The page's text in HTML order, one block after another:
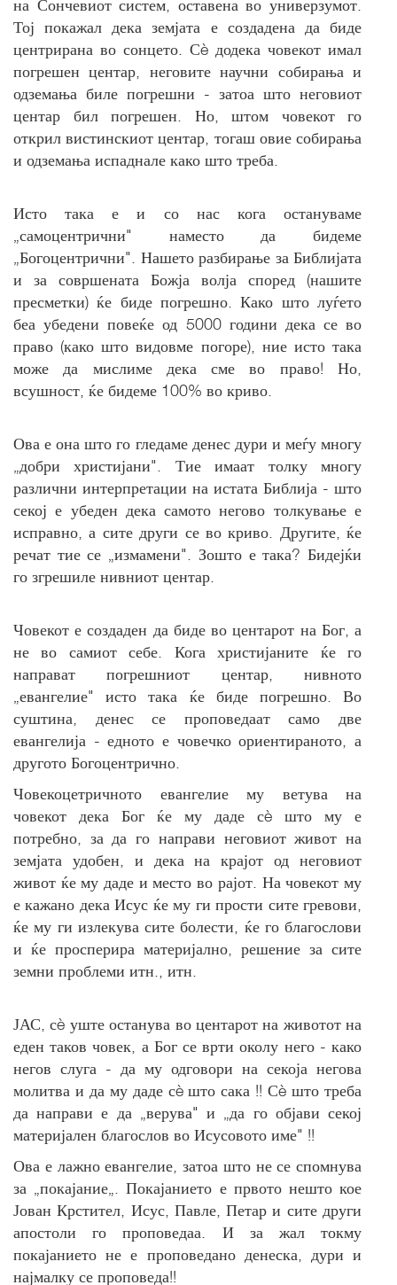
на Сончевиот систем, оставена во универзумот.
Тој покажал дека земјата е создадена да биде
центрирана во сонцето. Сè додека човекот имал
погрешен центар, неговите научни собирања и
одземања биле погрешни - затоа што неговиот
центар бил погрешен. Но, штом човекот го
открил вистинскиот центар, тогаш овие собирања
и одземања испаднале како што треба.
Исто така е и со нас кога остануваме
„самоцентрични" наместо да бидеме
„Богоцентрични". Нашето разбирање за Библијата
и за совршената Божја волја според (нашите
пресметки) ќе биде погрешно. Како што луѓето
беа убедени повеќе од 5000 години дека се во
право (како што видовме погоре), ние исто така
може да мислиме дека сме во право! Но,
всушност, ќе бидеме 100% во криво.
Ова е она што го гледаме денес дури и меѓу многу
„добри христијани". Тие имаат толку многу
различни интерпретации на истата Библија - што
секој е убеден дека самото негово толкување е
исправно, а сите други се во криво. Другите, ќе
речат тие се „измамени". Зошто е така? Бидејќи
го згрешиле нивниот центар.
Човекот е создаден да биде во центарот на Бог, а
не во самиот себе. Кога христијаните ќе го
направат погрешниот центар, нивното
„евангелие" исто така ќе биде погрешно. Во
суштина, денес се проповедаат само две
евангелија - едното е човечко ориентираното, а
другото Богоцентрично.
Човекоцетричното евангелие му ветува на
човекот дека Бог ќе му даде сè што му е
потребно, за да го направи неговиот живот на
земјата удобен, и дека на крајот од неговиот
живот ќе му даде и место во рајот. На човекот му
е кажано дека Исус ќе му ги прости сите гревови,
ќе му ги излекува сите болести, ќе го благослови
и ќе просперира материјално, решение за сите
земни проблеми итн., итн.
ЈАС, сè уште останува во центарот на животот на
еден таков човек, а Бог се врти околу него - како
негов слуга - да му одговори на секоја негова
молитва и да му даде сè што сака !! Сè што треба
да направи е да „верува" и „да го објави секој
материјален благослов во Исусовото име" !!
Ова е лажно евангелие, затоа што не се спомнува
за „покајание„. Покајанието е првото нешто кое
Јован Крстител, Исус, Павле, Петар и сите други
апостоли го проповедаа. И за жал токму
покајанието не е проповедано денеска, дури и
најмалку се проповеда!!